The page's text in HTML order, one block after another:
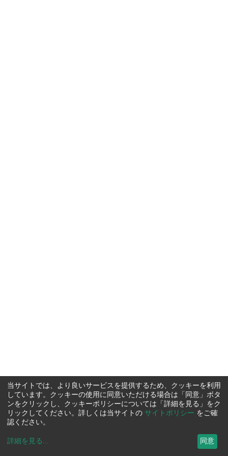
当サイトでは、より良いサービスを提供するため、クッキーを利用
しています。クッキーの使用に同意いただける場合は「同意」ボタ
ンをクリックし、クッキーポリシーについては「詳細を見る」をク
リックしてください。詳しくは当サイトの サイトポリシー をご確
認ください。
詳細を見る ... 同意